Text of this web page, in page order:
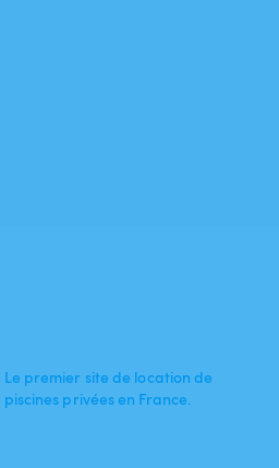
Le premier site de location de
piscines privées en France.